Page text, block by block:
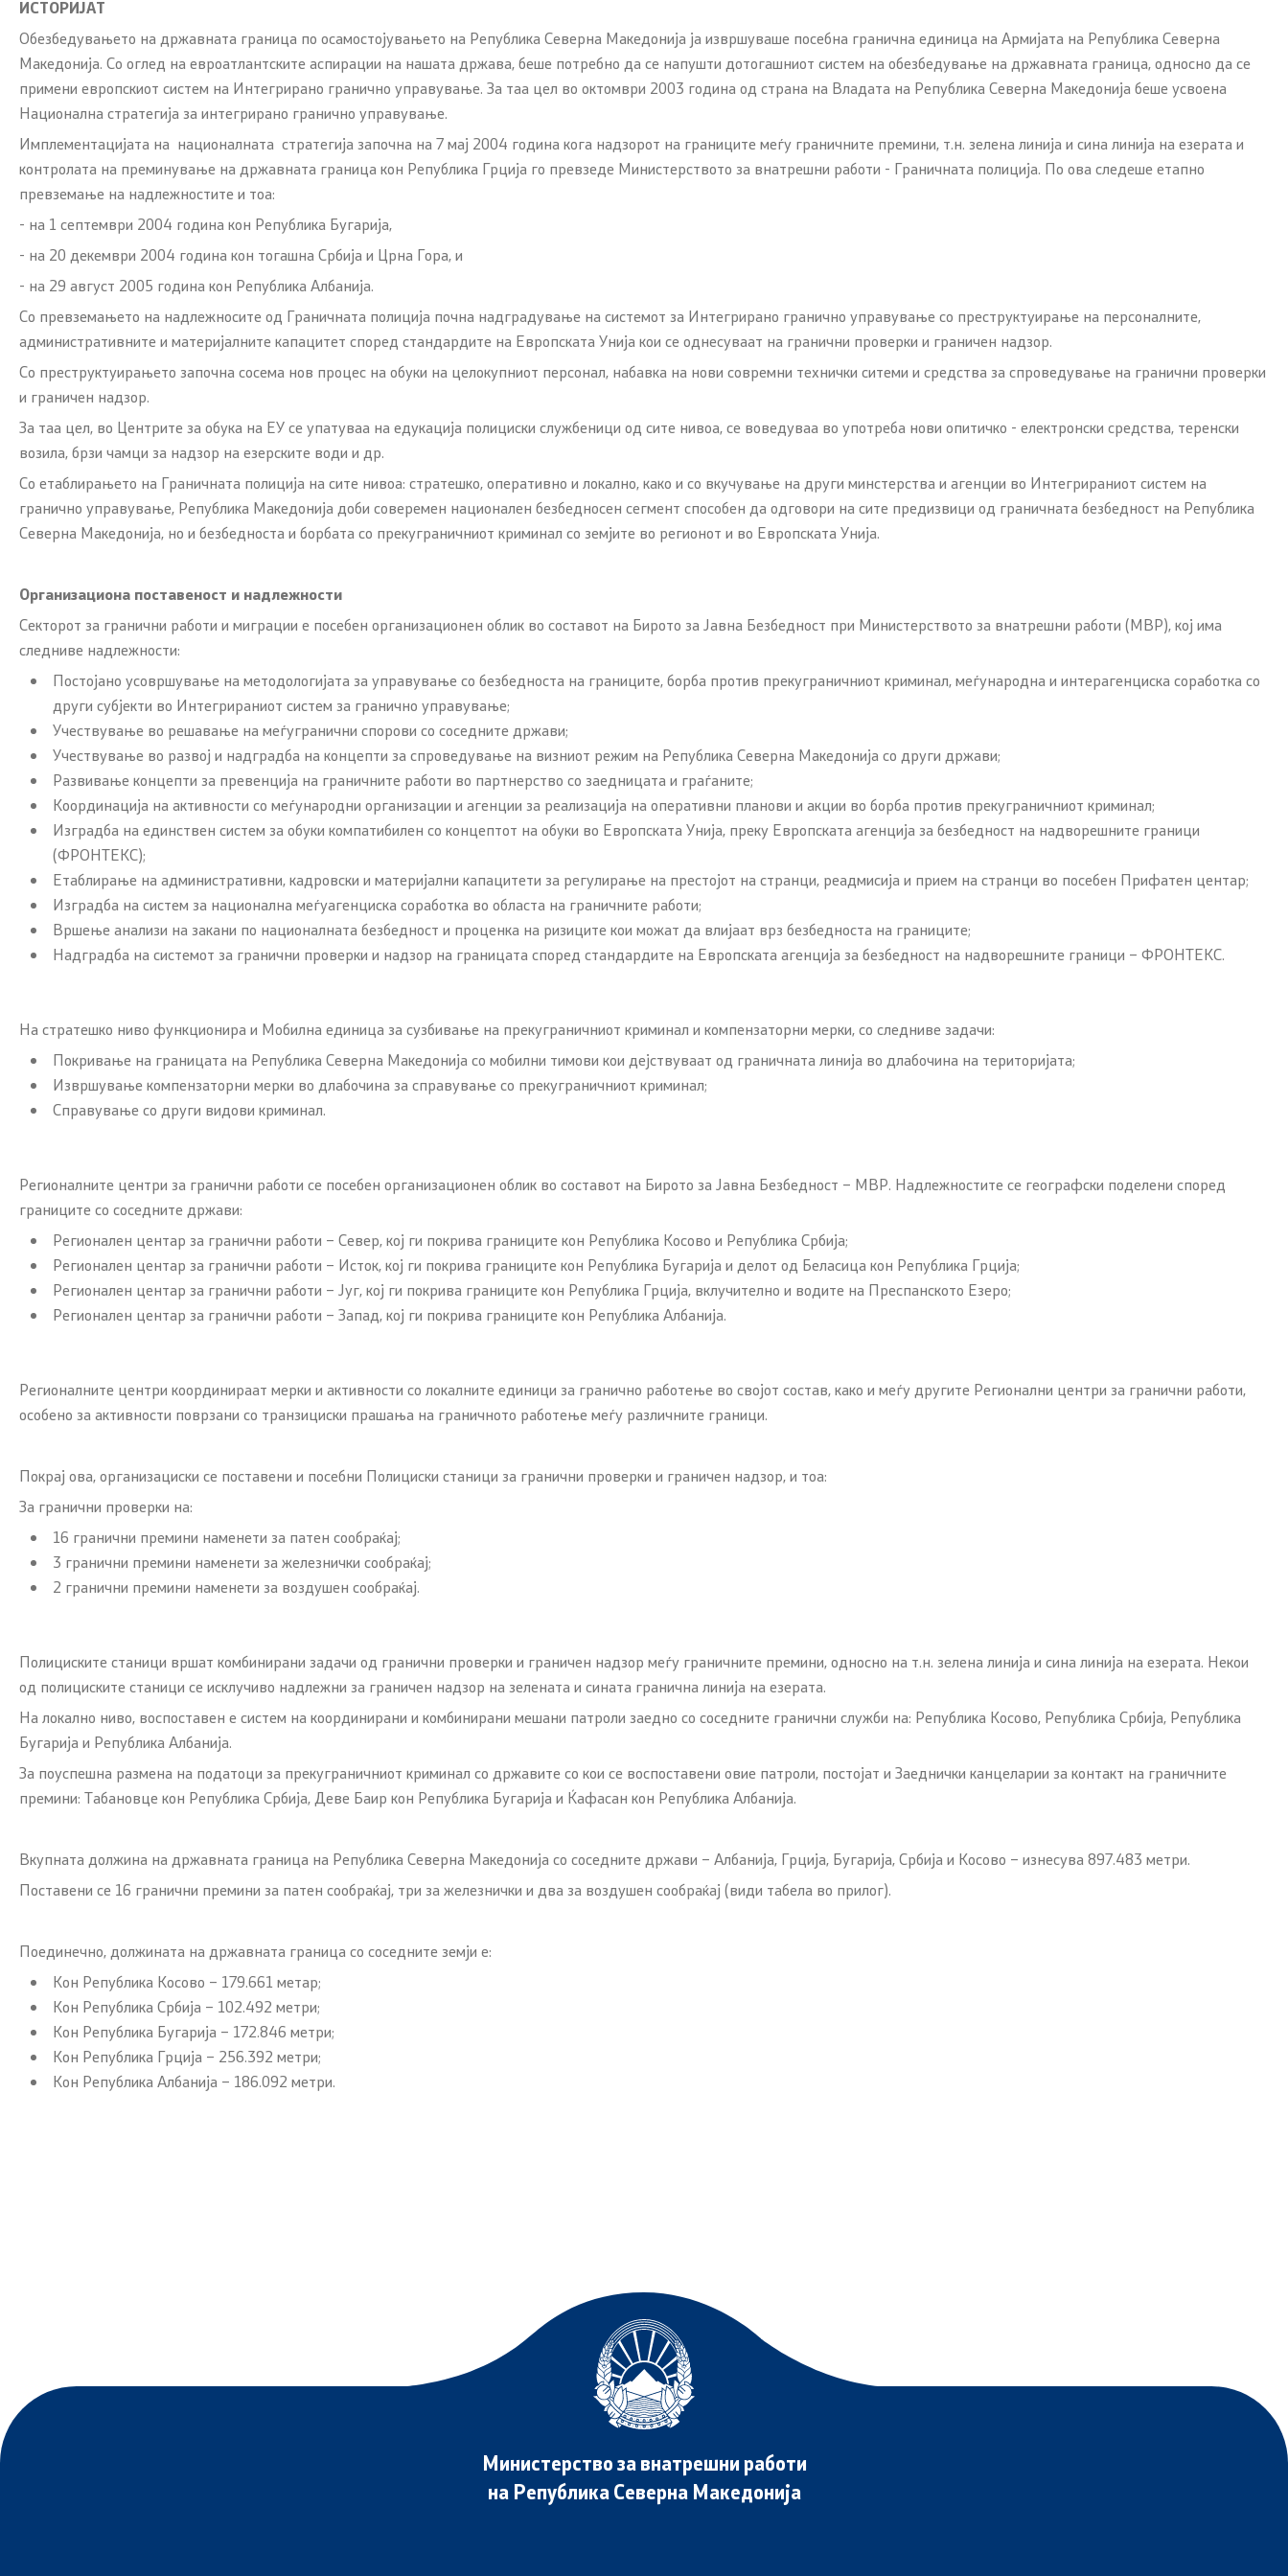
Линкови
Министерства
Институции
Организации
Услуги
Граѓански постапки
EXIM
права (барања) на странците
Полагање возачки испит
Полагање на стручен испит
Корисни информации за
државјаните на РСМ кои живееат во
странство
Адреси и контакт телефони
Односи со јавност
Помошник на министерот на оддел
Дневни билтени
Медија центар
податоци
Слободен пристап до информации
Списание
Транспарентност
Изјава за пристапност
ИСТОРИЈАТ
Обезбедувањето на државната граница по осамостојувањето на Република Северна Македонија ја извршуваше посебна гранична единица на Армијата на Република Северна
Македонија. Со оглед на евроатлантските аспирации на нашата држава, беше потребно да се напушти дотогашниот систем на обезбедување на државната граница, односно да се
примени европскиот систем на Интегрирано гранично управување. За таа цел во октомври 2003 година од страна на Владата на Република Северна Македонија беше усвоена
Национална стратегија за интегрирано гранично управување.
Имплементацијата на националната стратегија започна на 7 мај 2004 година кога надзорот на границите меѓу граничните премини, т.н. зелена линија и сина линија на езерата и
контролата на преминување на државната граница кон Република Грција го превзеде Министерството за внатрешни работи - Граничната полиција. По ова следеше етапно
превземање на надлежностите и тоа:
- на 1 септември 2004 година кон Република Бугарија,
- на 20 декември 2004 година кон тогашна Србија и Црна Гора, и
- на 29 август 2005 година кон Република Албанија.
Со превземањето на надлежносите од Граничната полиција почна надградување на системот за Интегрирано гранично управување со преструктуирање на персоналните,
административните и материјалните капацитет според стандардите на Европската Унија кои се однесуваат на гранични проверки и граничен надзор.
Со преструктуирањето започна сосема нов процес на обуки на целокупниот персонал, набавка на нови совремни технички ситеми и средства за спроведување на гранични проверки
и граничен надзор.
За таа цел, во Центрите за обука на ЕУ се упатуваа на едукација полициски службеници од сите нивоа, се воведуваа во употреба нови опитичко - електронски средства, теренски
возила, брзи чамци за надзор на езерските води и др.
Со етаблирањето на Граничната полиција на сите нивоа: стратешко, оперативно и локално, како и со вкучување на други минстерства и агенции во Интегрираниот систем на
гранично управување, Република Македонија доби соверемен национален безбедносен сегмент способен да одговори на сите предизвици од граничната безбедност на Република
Северна Македонија, но и безбедноста и борбата со прекуграничниот криминал со земјите во регионот и во Европската Унија.
Организациона поставеност и надлежности
Секторот за гранични работи и миграции е посебен организационен облик во составот на Бирото за Јавна Безбедност при Министерството за внатрешни работи (МВР), кој има
следниве надлежности:
Постојано усовршување на методологијата за управување со безбедноста на границите, борба против прекуграничниот криминал, меѓународна и интерагенциска соработка со
други субјекти во Интегрираниот систем за гранично управување;
Учествување во решавање на меѓугранични спорови со соседните држави;
Учествување во развој и надградба на концепти за спроведување на визниот режим на Република Северна Македонија со други држави;
Развивање концепти за превенција на граничните работи во партнерство со заедницата и граѓаните;
Координација на активности со меѓународни организации и агенции за реализација на оперативни планови и акции во борба против прекуграничниот криминал;
Изградба на единствен систем за обуки компатибилен со концептот на обуки во Европската Унија, преку Европската агенција за безбедност на надворешните граници
(ФРОНТЕКС);
Етаблирање на административни, кадровски и материјални капацитети за регулирање на престојот на странци, реадмисија и прием на странци во посебен Прифатен центар;
Изградба на систем за национална меѓуагенциска соработка во областа на граничните работи;
Вршење анализи на закани по националната безбедност и проценка на ризиците кои можат да влијаат врз безбедноста на границите;
Надградба на системот за гранични проверки и надзор на границата според стандардите на Европската агенција за безбедност на надворешните граници – ФРОНТЕКС.
На стратешко ниво функционира и Мобилна единица за сузбивање на прекуграничниот криминал и компензаторни мерки, со следниве задачи:
Покривање на границата на Република Северна Македонија со мобилни тимови кои дејствуваат од граничната линија во длабочина на територијата;
Извршување компензаторни мерки во длабочина за справување со прекуграничниот криминал;
Справување со други видови криминал.
Регионалните центри за гранични работи се посебен организационен облик во составот на Бирото за Јавна Безбедност – МВР. Надлежностите се географски поделени според
границите со соседните држави:
Регионален центар за гранични работи – Север, кој ги покрива границите кон Република Косово и Република Србија;
Регионален центар за гранични работи – Исток, кој ги покрива границите кон Република Бугарија и делот од Беласица кон Република Грција;
Регионален центар за гранични работи – Југ, кој ги покрива границите кон Република Грција, вклучително и водите на Преспанското Езеро;
Регионален центар за гранични работи – Запад, кој ги покрива границите кон Република Албанија.
Регионалните центри координираат мерки и активности со локалните единици за гранично работење во својот состав, како и меѓу другите Регионални центри за гранични работи,
особено за активности поврзани со транзициски прашања на граничното работење меѓу различните граници.
Покрај ова, организациски се поставени и посебни Полициски станици за гранични проверки и граничен надзор, и тоа:
За гранични проверки на:
16 гранични премини наменети за патен сообраќај;
3 гранични премини наменети за железнички сообраќај;
2 гранични премини наменети за воздушен сообраќај.
Полициските станици вршат комбинирани задачи од гранични проверки и граничен надзор меѓу граничните премини, односно на т.н. зелена линија и сина линија на езерата. Некои
од полициските станици се исклучиво надлежни за граничен надзор на зелената и сината гранична линија на езерата.
На локално ниво, воспоставен е систем на координирани и комбинирани мешани патроли заедно со соседните гранични служби на: Република Косово, Република Србија, Република
Бугарија и Република Албанија.
За поуспешна размена на податоци за прекуграничниот криминал со државите со кои се воспоставени овие патроли, постојат и Заеднички канцеларии за контакт на граничните
премини: Табановце кон Република Србија, Деве Баир кон Република Бугарија и Ќафасан кон Република Албанија.
Вкупната должина на државната граница на Република Северна Македонија со соседните држави – Албанија, Грција, Бугарија, Србија и Косово – изнесува 897.483 метри.
Поставени се 16 гранични премини за патен сообраќај, три за железнички и два за воздушен сообраќај (види табела во прилог).
Поединечно, должината на државната граница со соседните земји е:
Кон Република Косово – 179.661 метар;
Кон Република Србија – 102.492 метри;
Кон Република Бугарија – 172.846 метри;
Кон Република Грција – 256.392 метри;
Кон Република Албанија – 186.092 метри.
Министерство за внатрешни работи
на Република Северна Македонија